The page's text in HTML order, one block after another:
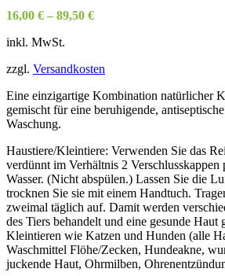
16,00 € – 89,50 €
inkl. MwSt.
zzgl. Versandkosten
Eine einzigartige Kombination natürlicher
gemischt für eine beruhigende, antiseptische
Waschung.
Haustiere/Kleintiere: Verwenden Sie das
verdünnt im Verhältnis 2
Wasser. (Nicht abspülen.) Lassen Sie die
trocknen Sie sie mit einem Handtuch.
zweimal täglich auf. Damit werden
des Tiers behandelt und eine gesunde Haut
Kleintieren wie Katzen und Hunden (alle
Waschmittel Flöhe/Zecken, Hundeakne,
juckende Haut, Ohrmilben,